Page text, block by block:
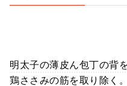
明太子の薄皮ん包丁の背
鶏ささみの筋を取り除く。